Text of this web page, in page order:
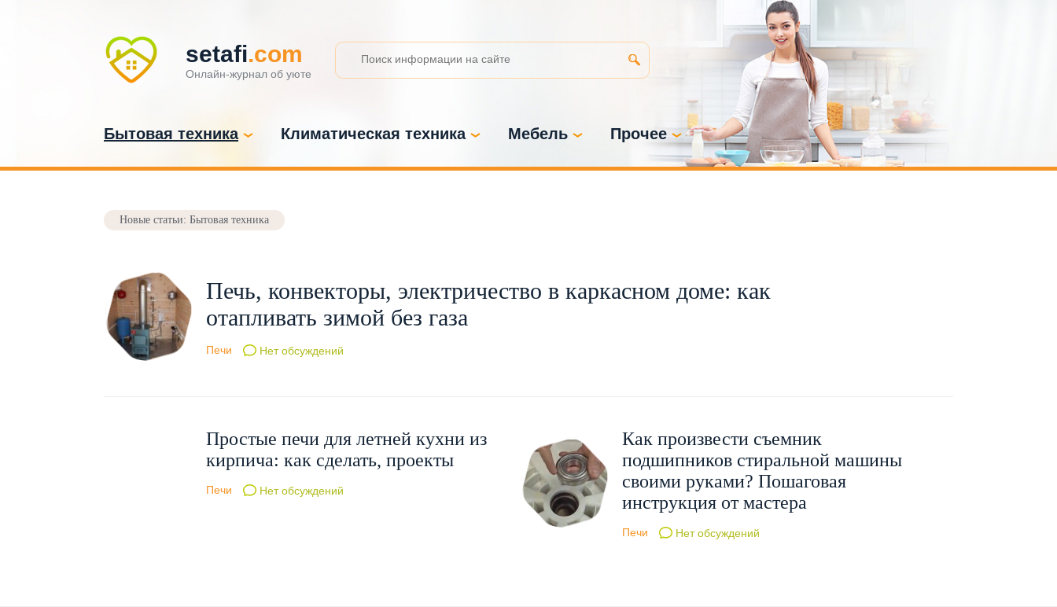
setafi.com
Онлайн-журнал об уюте
Бытовая техника Климатическая техника Мебель Прочее
Новые статьи: Бытовая техника
Печь, конвекторы, электричество в каркасном доме: как
отапливать зимой без газа
Печи Нет обсуждений
Простые печи для летней кухни из
кирпича: как сделать, проекты
Печи Нет обсуждений
Как произвести съемник
подшипников стиральной машины
своими руками? Пошаговая
инструкция от мастера
Печи Нет обсуждений